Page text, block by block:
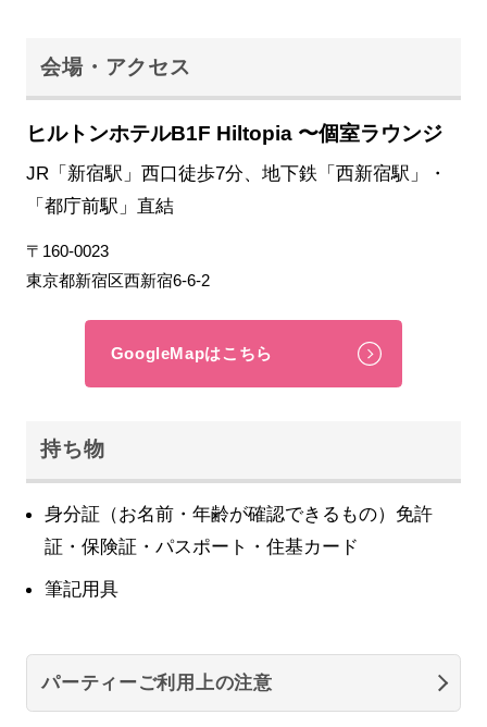
会場・アクセス
ヒルトンホテルB1F Hiltopia 〜個室ラウンジ
JR「新宿駅」西口徒歩7分、地下鉄「西新宿駅」・
「都庁前駅」直結
〒160-0023
東京都新宿区西新宿6-6-2
GoogleMapはこちら
持ち物
身分証（お名前・年齢が確認できるもの）免許
証・保険証・パスポート・住基カード
筆記用具
パーティーご利用上の注意